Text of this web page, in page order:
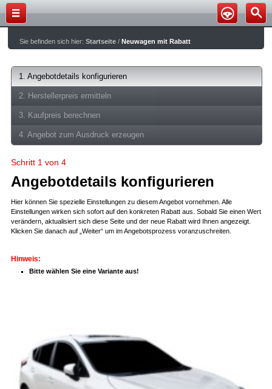
Sie befinden sich hier:Startseite /Neuwagen mit Rabatt
1. Angebotdetails konfigurieren
2. Herstellerpreis ermitteln
3. Kaufpreis berechnen
4. Angebot zum Ausdruck erzeugen
Schritt 1 von 4
Angebotdetails konfigurieren
Hier können Sie spezielle Einstellungen zu diesem Angebot vornehmen. Alle
Einstellungen wirken sich sofort auf den konkreten Rabatt aus. Sobald Sie einen Wert
verändern, aktualisiert sich diese Seite und der neue Rabatt wird Ihnen angezeigt.
Klicken Sie danach auf „Weiter“ um im Angebotsprozess voranzuschreiten.
Hinweis:
Bitte wählen Sie eine Variante aus!